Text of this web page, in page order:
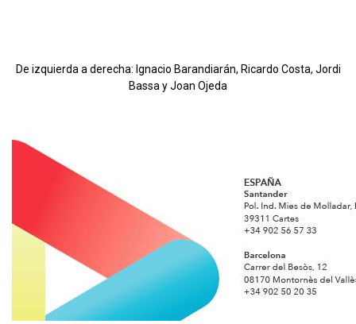
De izquierda a derecha: Ignacio Barandiarán, Ricardo Costa, Jordi
Bassa y Joan Ojeda